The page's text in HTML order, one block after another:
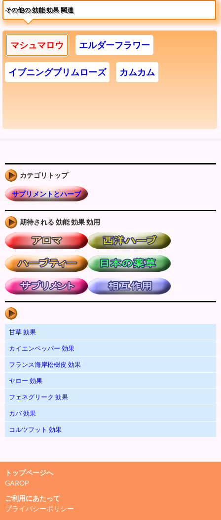
その他の 効能 効果 関連
マシュマロウ エルダーフラワー
イブニングプリムローズ カムカム
カテゴリトップ
サプリメントとハーブ
期待される 効能 効果 効用
甘草 効果
カイエンペッパー 効果
フランス海岸松樹皮 効果
ヤロー 効果
フェネグリーク 効果
カバ 効果
コルツフット 効果
トップページへ
GAROP
ご利用にあたって
プライバシーポリシー